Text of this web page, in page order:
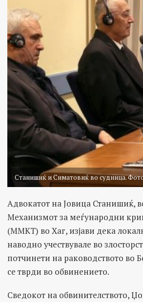
Станишиќ и Симатовиќ во судница.
Адвокатот на Јовица Станишиќ,
Механизмот за меѓународни
(MМКТ) во Хаг, изјави дека
наводно учествувале во
потчинети на раководството во
се тврди во обвинението.
Сведокот на обвинителството,